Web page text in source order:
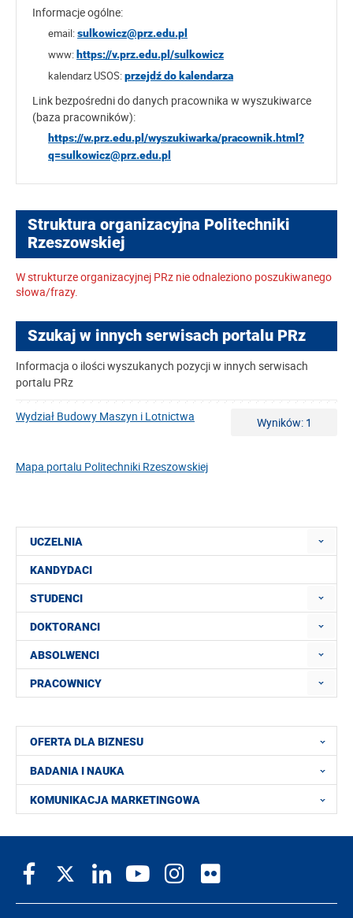
Informacje ogólne:
email:sulkowicz@prz.edu.pl
www: https://v.prz.edu.pl/sulkowicz
kalendarz USOS:przejdź do kalendarza
Link bezpośredni do danych pracownika w wyszukiwarce
(baza pracowników):
https://w.prz.edu.pl/wyszukiwarka/pracownik.html?
q=sulkowicz@prz.edu.pl
Struktura organizacyjna Politechniki
Rzeszowskiej
W strukturze organizacyjnej PRz nie odnaleziono poszukiwanego
słowa/frazy.
Szukaj w innych serwisach portalu PRz
Informacja o ilości wyszukanych pozycji w innych serwisach
portalu PRz
Wydział Budowy Maszyn i Lotnictwa Wyników: 1
Mapa portalu Politechniki Rzeszowskiej
UCZELNIA
KANDYDACI
STUDENCI
DOKTORANCI
ABSOLWENCI
PRACOWNICY
OFERTA DLA BIZNESU
BADANIA I NAUKA
KOMUNIKACJA MARKETINGOWA